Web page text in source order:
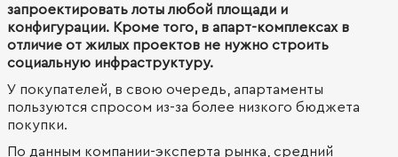
запроектировать лоты любой площади и
конфигурации. Кроме того, в апарт-комплексах в
отличие от жилых проектов не нужно строить
социальную инфраструктуру.
У покупателей, в свою очередь, апартаменты
пользуются спросом из-за более низкого бюджета
покупки.
По данным компании-эксперта рынка, средний